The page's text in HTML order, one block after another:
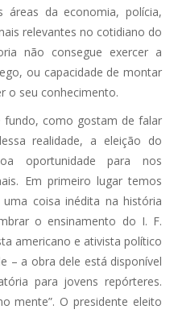
áreas da economia, polícia,
relevantes no cotidiano do
não consegue exercer a
ou capacidade de montar
o seu conhecimento.
como gostam de falar
realidade, a eleição do
oportunidade para nos
Em primeiro lugar temos
coisa inédita na história
o ensinamento do I. F.
americano e ativista político
– a obra dele está disponível
para jovens repórteres.
mente”. O presidente eleito